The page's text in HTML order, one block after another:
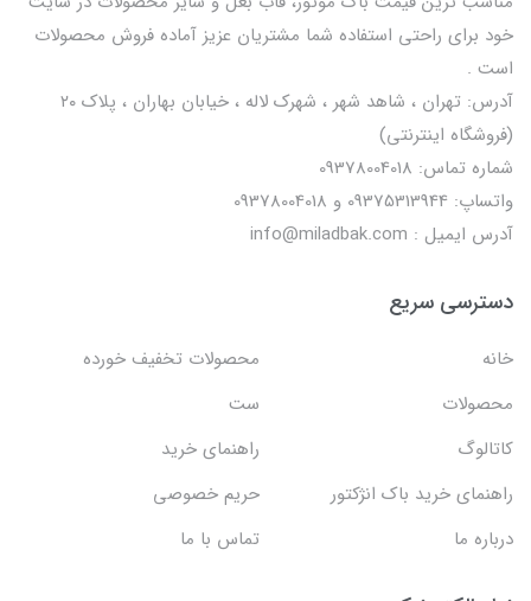
خود برای راحتی استفاده شما مشتریان عزیز آماده فروش محصولات
است .
آدرس: تهران ، شاهد شهر ، شهرک لاله ، خیابان بهاران ، پلاک ۲۰
(فروشگاه اینترنتی)
شماره تماس: 09378004018
واتساپ: 09375313944 و 09378004018
آدرس ایمیل : info@miladbak.com
دسترسی سریع
خانه
محصولات تخفیف خورده
محصولات
ست
کاتالوگ
راهنمای خرید
راهنمای خرید باک انژکتور
حریم خصوصی
درباره ما
تماس با ما